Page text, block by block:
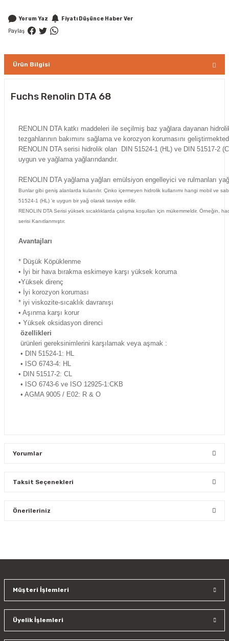
Yorum Yaz
Fiyatı Düşünce Haber Ver
Paylaş
Ürün Bilgisi
Fuchs Renolin DTA 68
RENOLIN DTA katkı maddeleri ile seçilmiş baz yağlara dayanan
tezgahlarının bakımını sağlama ve korozyon korumasını
RENOLIN DTA serisi hidrolik olan DIN 51524-1 (HL) ve DIN 51517-2
uygun ve yağlama yağlarındandır.
RENOLIN DTA yağlama yağları emülsiyon engelleyici ve rulmanları
Bunlar gibi geniş alanlarda kulanılır. Çinko içermeyen hidrolik kullanımı hangi mobil ve
51524-1 (HL) 'e uygun bir yağ olarak tavsiye edilir.
RENOLIN DTA Serisi yüksek sıcaklıklarda çalışma koşulları için mükemmeldir. Örneğin,
serisi Kanıtlanmıştır.
Avantajları
* Düşük Köpüklenme
• İyi bir hava bırakma eskimeye karşı yüksek koruma
•Yüksek direnç
• İyi korozyon koruması
* iyi viskozite-sıcaklık davranışı
• Aşınma karşı korur
• Yüksek oksidasyon direnci
özellikleri
ürünleri gereksinimlerini karşılamak veya aşmak :
• DIN 51524-1: HL
• ISO 6743-4: HL
• DIN 51517-2: CL
• ISO 6743-6 ve ISO 12925-1:CKB
• AGMA 9005 / E02: R & O
Yorumlar
Taksit Seçenekleri
Önerileriniz
Ürün resmi kalitesiz, bozuk veya görüntülenemiyor.
Ürün bilgilerinde hatalar bulunuyor.
Müşteri İşlemleri
Üyelik İşlemleri